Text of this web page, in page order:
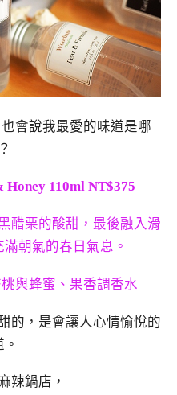
會說我最愛的味道是哪
Honey 110ml NT$375
醋栗的酸甜，最後融入滑
朝氣的春日氣息。
與蜂蜜、果香調香水
的，是會讓人心情愉悅的
辣鍋店，